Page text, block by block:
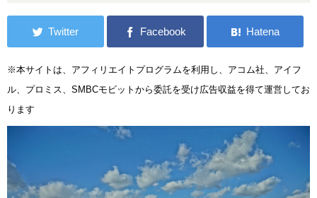
※本サイトは、アフィリエイトプログラムを利用し、アコム社、アイフ
ル、プロミス、SMBCモビットから委託を受け広告収益を得て運営してお
ります